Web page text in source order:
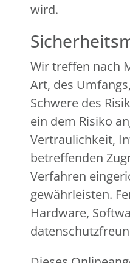
wird.
Wir treffen nach
Art, des
Schwere des
ein dem Risiko
Vertraulichkeit,
betreffenden
Verfahren
gewährleisten.
Hardware,